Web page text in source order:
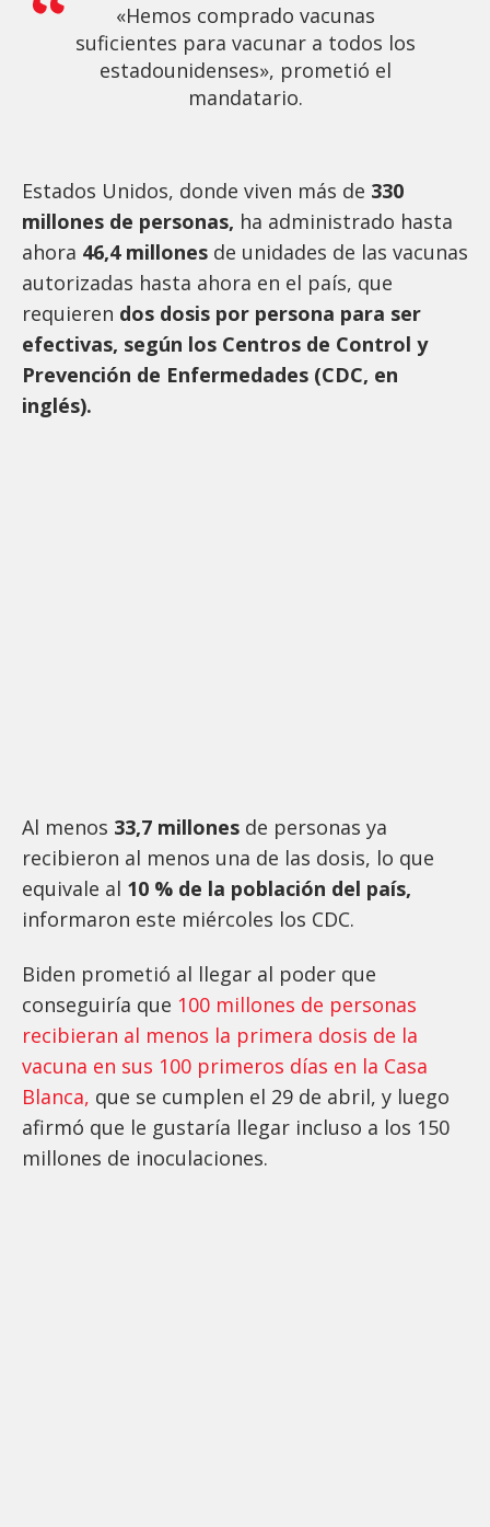
«Hemos comprado vacunas
suficientes para vacunar a todos los
estadounidenses», prometió el
mandatario.
Estados Unidos, donde viven más de 330
millones de personas, ha administrado hasta
ahora 46,4 millones de unidades de las vacunas
autorizadas hasta ahora en el país, que
requieren dos dosis por persona para ser
efectivas, según los Centros de Control y
Prevención de Enfermedades (CDC, en
inglés).
Al menos 33,7 millones de personas ya
recibieron al menos una de las dosis, lo que
equivale al 10 % de la población del país,
informaron este miércoles los CDC.
Biden prometió al llegar al poder que
conseguiría que 100 millones de personas
recibieran al menos la primera dosis de la
vacuna en sus 100 primeros días en la Casa
Blanca, que se cumplen el 29 de abril, y luego
afirmó que le gustaría llegar incluso a los 150
millones de inoculaciones.